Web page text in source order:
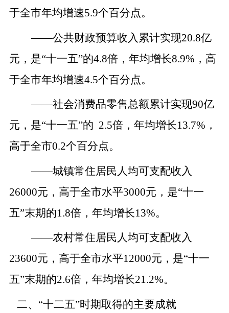
于全市年均增速5.9个百分点。
——公共财政预算收入累计实现20.8亿
元，是“十一五”的4.8倍，年均增长8.9%，高
于全市年均增速4.5个百分点。
——社会消费品零售总额累计实现90亿
元，是“十一五”的 2.5倍，年均增长13.7%，
高于全市0.2个百分点。
——城镇常住居民人均可支配收入
26000元，高于全市水平3000元，是“十一
五”末期的1.8倍，年均增长13%。
——农村常住居民人均可支配收入
23600元，高于全市水平12000元，是“十一
五”末期的2.6倍，年均增长21.2%。
二、 “十二五”时期取得的主要成就